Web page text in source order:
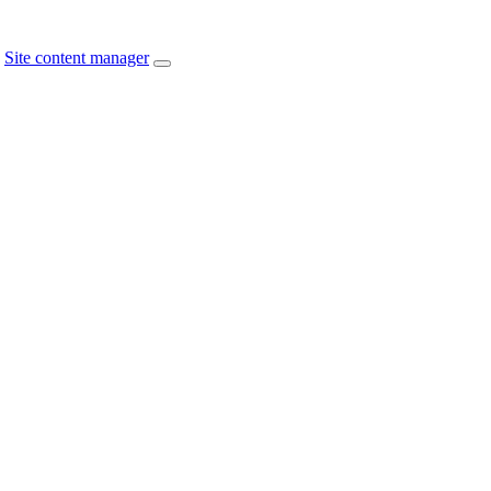
Site content manager